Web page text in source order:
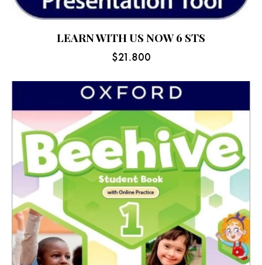
LEARN WITH US NOW 6 STS
$21.800